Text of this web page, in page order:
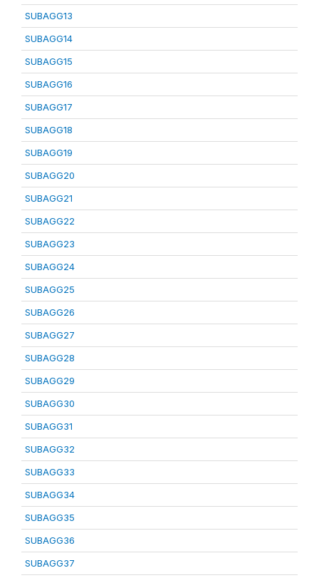
SUBAGG13
SUBAGG14
SUBAGG15
SUBAGG16
SUBAGG17
SUBAGG18
SUBAGG19
SUBAGG20
SUBAGG21
SUBAGG22
SUBAGG23
SUBAGG24
SUBAGG25
SUBAGG26
SUBAGG27
SUBAGG28
SUBAGG29
SUBAGG30
SUBAGG31
SUBAGG32
SUBAGG33
SUBAGG34
SUBAGG35
SUBAGG36
SUBAGG37